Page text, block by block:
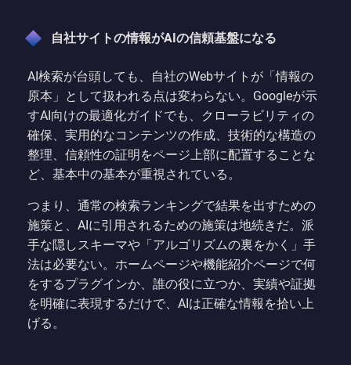
自社サイトの情報がAIの信頼基盤になる
AI検索が台頭しても、自社のWebサイトが「情報の
原本」として扱われる点は変わらない。Googleが示
すAI向けの最適化ガイドでも、クローラビリティの
確保、実用的なコンテンツの作成、技術的な構造の
整理、信頼性の証明をページ上部に配置することな
ど、基本中の基本が重視されている。
つまり、通常の検索ランキングで結果を出すための
施策と、AIに引用されるための施策は地続きだ。派
手な隠しスキーマや「アルゴリズムの裏をかく」手
法は必要ない。ホームページや機能紹介ページで何
をするプラグインか、誰の役に立つか、実績や証拠
を明確に表現するだけで、AIは正確な情報を拾い上
げる。